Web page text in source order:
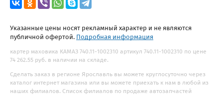
Указанные цены носят рекламный характер и не являются
публичной офертой. Подробная информация
картер маховика КАМАЗ 740.11-1002310 артикул 740.11-1002310 по цене
74 262.55 руб. в наличии на складе.
Сделать заказ в регионе Ярославль вы можете круглосуточно через
каталог интернет магазина или вы можете приехать к нам в любой из
наших филиалов. Список филиалов по продаже автозапчастей